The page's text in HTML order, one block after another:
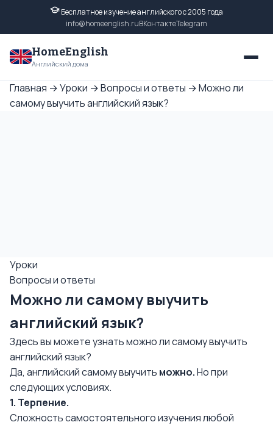
Бесплатное изучение английского с 2005 года
info@homeenglish.ruВКонтактеTelegram
HomeEnglish
Английский дома
Главная →Уроки →Вопросы и ответы →Можно ли
самому выучить английский язык?
Уроки
Вопросы и ответы
Можно ли самому выучить
английский язык?
Здесь вы можете узнать можно ли самому выучить
английский язык?
Да, английскийсамому выучить можно.Но при
следующих условиях.
1. Терпение.
Сложностьсамостоятельного изучениялюбой